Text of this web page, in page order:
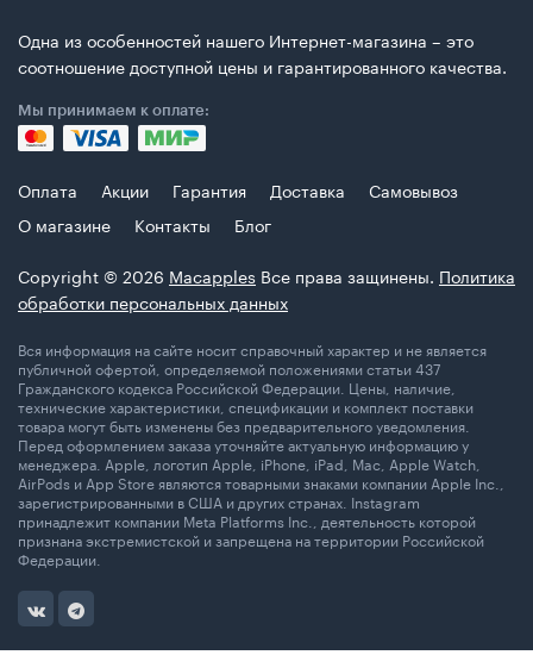
Одна из особенностей нашего Интернет-магазина – это
соотношение доступной цены и гарантированного качества.
Мы принимаем к оплате:
Оплата Акции Гарантия Доставка
Самовывоз
О магазине
Контакты
Блог
Copyright © 2026 Macapples Все права защинены. Политика
обработки персональных данных
Вся информация на сайте носит справочный характер и не является
публичной офертой, определяемой положениями статьи 437
Гражданского кодекса Российской Федерации. Цены, наличие,
технические характеристики, спецификации и комплект поставки
товара могут быть изменены без предварительного уведомления.
Перед оформлением заказа уточняйте актуальную информацию у
менеджера. Apple, логотип Apple, iPhone, iPad, Mac, Apple Watch,
AirPods и App Store являются товарными знаками компании Apple Inc.,
зарегистрированными в США и других странах. Instagram
принадлежит компании Meta Platforms Inc., деятельность которой
признана экстремистской и запрещена на территории Российской
Федерации.